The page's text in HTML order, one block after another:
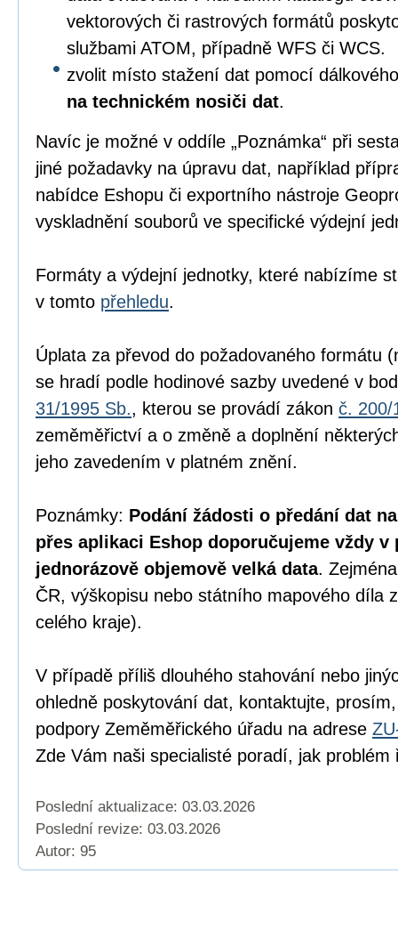
vektorových či rastrových formátů
službami ATOM, případně WFS či WCS.
zvolit místo stažení dat pomocí
na technickém nosiči dat.
Navíc je možné v oddíle „Poznámka“ při
jiné požadavky na úpravu dat, například
nabídce Eshopu či exportního nástroje
vyskladnění souborů ve specifické výdejní
Formáty a výdejní jednotky, které nabízíme
v tomto přehledu.
Úplata za převod do požadovaného formátu
se hradí podle hodinové sazby uvedené v
31/1995 Sb., kterou se provádí zákon č. 200/
zeměměřictví a o změně a doplnění
jeho zavedením v platném znění.
Poznámky: Podání žádosti o předání dat
přes aplikaci Eshop doporučujeme vždy
jednorázově objemově velká data.
ČR, výškopisu nebo státního mapového díla
celého kraje).
V případě příliš dlouhého stahování nebo
ohledně poskytování dat, kontaktujte,
podpory Zeměměřického úřadu na adrese
Zde Vám naši specialisté poradí, jak problém
Poslední aktualizace: 03.03.2026
Poslední revize: 03.03.2026
Autor: 95